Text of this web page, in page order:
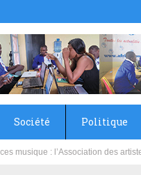
Société Politique
la Russie rénove les écoles